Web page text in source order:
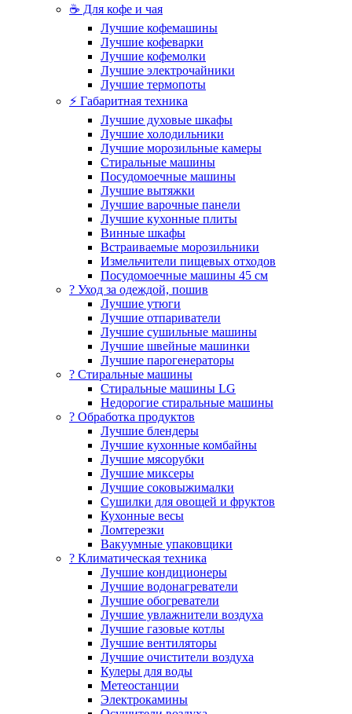
☕ Для кофе и чая
Лучшие кофемашины
Лучшие кофеварки
Лучшие кофемолки
Лучшие электрочайники
Лучшие термопоты
⚡ Габаритная техника
Лучшие духовые шкафы
Лучшие холодильники
Лучшие морозильные камеры
Стиральные машины
Посудомоечные машины
Лучшие вытяжки
Лучшие варочные панели
Лучшие кухонные плиты
Винные шкафы
Встраиваемые морозильники
Измельчители пищевых отходов
Посудомоечные машины 45 см
? Уход за одеждой, пошив
Лучшие утюги
Лучшие отпариватели
Лучшие сушильные машины
Лучшие швейные машинки
Лучшие парогенераторы
? Стиральные машины
Стиральные машины LG
Недорогие стиральные машины
? Обработка продуктов
Лучшие блендеры
Лучшие кухонные комбайны
Лучшие мясорубки
Лучшие миксеры
Лучшие соковыжималки
Сушилки для овощей и фруктов
Кухонные весы
Ломтерезки
Вакуумные упаковщики
?️ Климатическая техника
Лучшие кондиционеры
Лучшие водонагреватели
Лучшие обогреватели
Лучшие увлажнители воздуха
Лучшие газовые котлы
Лучшие вентиляторы
Лучшие очистители воздуха
Кулеры для воды
Метеостанции
Электрокамины